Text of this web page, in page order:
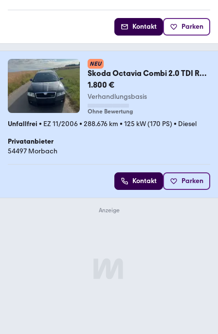
Kontakt Parken
NEU
Skoda Octavia Combi 2.0 TDI RS
RS
1.800 €
Verhandlungsbasis
Ohne Bewertung
Unfallfrei • EZ 11/2006• 288.676 km • 125 kW (170 PS) • Diesel
Privatanbieter
54497 Morbach
Kontakt Parken